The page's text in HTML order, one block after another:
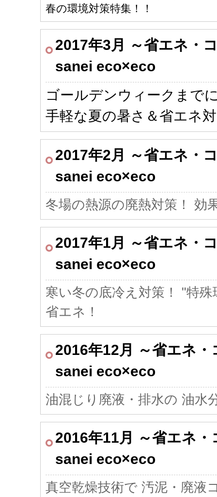
春の環境対策特集！！
2017年3月 ～省エネ・
sanei eco×eco
ゴールデンウィークまで
手軽な夏の暑さ＆省エネ
2017年2月 ～省エネ・
sanei eco×eco
冬場の熱源の廃熱対策！ 効
2017年1月 ～省エネ・
sanei eco×eco
寒い冬の底冷え対策！
"特殊
省エネ！
2016年12月 ～省エネ
sanei eco×eco
油混じり廃液・排水の 油水
2016年11月 ～省エネ
sanei eco×eco
真空乾燥技術で 汚泥・廃液